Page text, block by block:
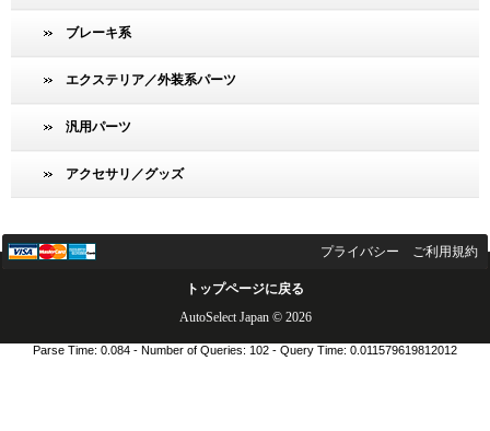
ブレーキ系
エクステリア／外装系パーツ
汎用パーツ
アクセサリ／グッズ
プライバシー ご利用規約
トップページに戻る
AutoSelect Japan © 2026
Parse Time: 0.084 - Number of Queries: 102 - Query Time: 0.011579619812012